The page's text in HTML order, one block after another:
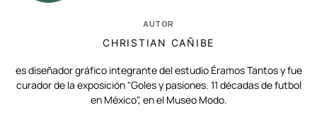
AUTOR
CHRISTIAN CAÑIBE
es diseñador gráfico integrante del estudio Éramos Tantos y fue
curador de la exposición "Goles y pasiones. 11 décadas de futbol
en México", en el Museo Modo.